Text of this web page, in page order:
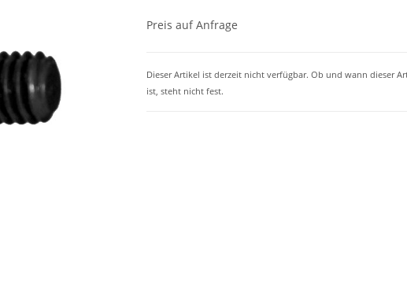
Preis auf Anfrage
Dieser Artikel ist derzeit nicht verfügbar. Ob und wann dieser
ist, steht nicht fest.